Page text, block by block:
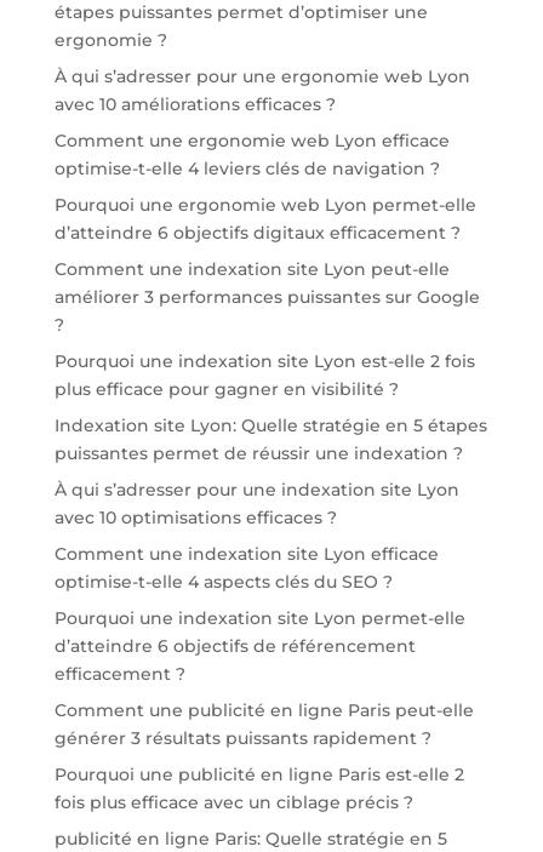
étapes puissantes permet d’optimiser une
ergonomie ?
À qui s’adresser pour une ergonomie web Lyon
avec 10 améliorations efficaces ?
Comment une ergonomie web Lyon efficace
optimise-t-elle 4 leviers clés de navigation ?
Pourquoi une ergonomie web Lyon permet-elle
d’atteindre 6 objectifs digitaux efficacement ?
Comment une indexation site Lyon peut-elle
améliorer 3 performances puissantes sur Google
?
Pourquoi une indexation site Lyon est-elle 2 fois
plus efficace pour gagner en visibilité ?
Indexation site Lyon: Quelle stratégie en 5 étapes
puissantes permet de réussir une indexation ?
À qui s’adresser pour une indexation site Lyon
avec 10 optimisations efficaces ?
Comment une indexation site Lyon efficace
optimise-t-elle 4 aspects clés du SEO ?
Pourquoi une indexation site Lyon permet-elle
d’atteindre 6 objectifs de référencement
efficacement ?
Comment une publicité en ligne Paris peut-elle
générer 3 résultats puissants rapidement ?
Pourquoi une publicité en ligne Paris est-elle 2
fois plus efficace avec un ciblage précis ?
publicité en ligne Paris: Quelle stratégie en 5